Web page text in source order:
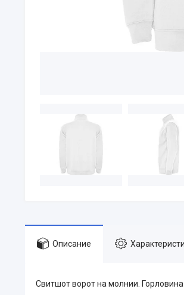
Описание
Свитшот ворот на молнии.